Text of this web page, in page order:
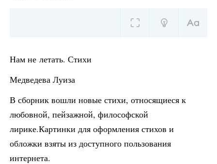
Нам не летать. Стихи
Медведева Луиза
В сборник вошли новые стихи, относящиеся к
любовной, пейзажной, философской
лирике.Картинки для оформления стихов и
обложки взяты из доступного пользования
интернета.